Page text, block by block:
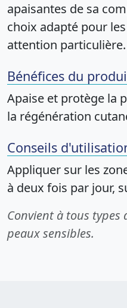
apaisantes de sa
choix adapté pour
attention particulière.
Bénéfices du
Apaise et protège la
la régénération
Conseils
Appliquer sur les
à deux fois par jour,
Convient à tous types
peaux sensibles.